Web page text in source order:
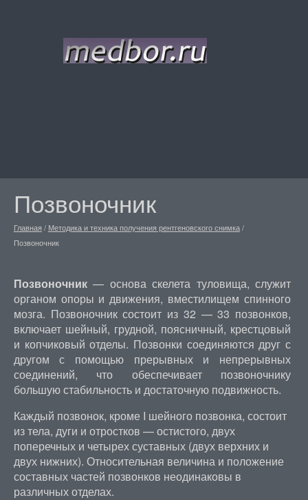
Позвоночник
Главная / Методика и техника получения рентгеновского снимка/
Позвоночник
Позвоночник— основа скелета туловища, служит
органом опоры и движения, вместилищем спинного
мозга. Позвоночник состоит из 32 — 33 позвонков,
включает шейный, грудной, поясничный, крестцовый
и копчиковый отделы. Позвонки соединяются друг с
другом с помощью прерывных и непрерывных
соединений, что обеспечивает позвоночнику
большую стабильность и достаточную подвижность.
Каждый позвонок, кроме I шейного позвонка, состоит
из тела, дуги и отростков — остистого, двух
поперечных и четырех суставных (двух верхних и
двух нижних). Относительная величина и положение
составных частей позвонков неодинаковы в
различных отделах.